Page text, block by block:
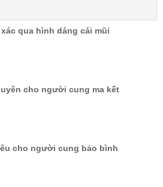
qua hình dáng cái mũi
cho người cung ma kết
cho người cung bảo bình